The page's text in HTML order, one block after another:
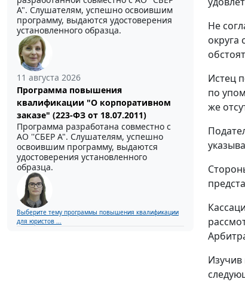
А". Слушателям, успешно освоившим
программу, выдаются удостоверения
установленного образца.
11 августа 2026
Программа повышения
квалификации "О корпоративном
заказе" (223-ФЗ от 18.07.2011)
Программа разработана совместно с
АО ''СБЕР А". Слушателям, успешно
освоившим программу, выдаются
удостоверения установленного
образца.
Выберите тему программы повышения квалификации
для юристов ...
Не
округа
Истец
по
же
Изучив